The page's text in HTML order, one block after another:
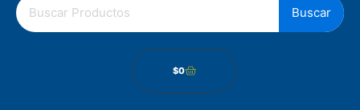
Buscar
$0